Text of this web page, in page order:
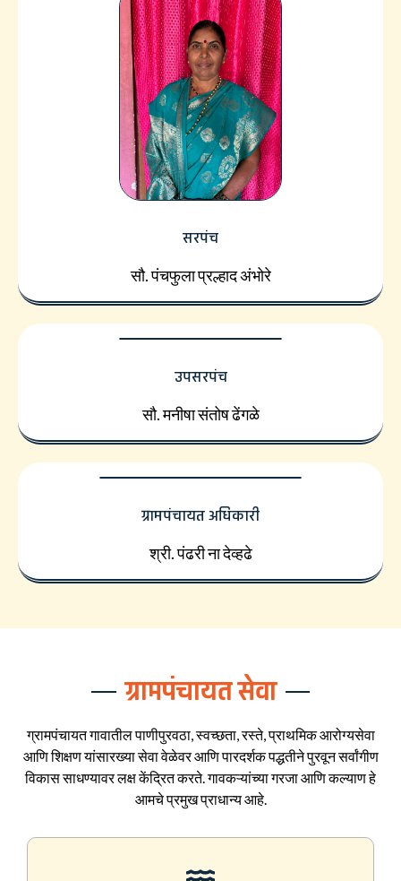
सरपंच
सौ. पंचफुला प्रल्हाद अंभोरे
उपसरपंच
सौ. मनीषा संतोष ढेंगळे
ग्रामपंचायत अधिकारी
श्री. पंढरी ना देव्हढे
ग्रामपंचायत सेवा
ग्रामपंचायत गावातील पाणीपुरवठा, स्वच्छता, रस्ते, प्राथमिक आरोग्यसेवा
आणि शिक्षण यांसारख्या सेवा वेळेवर आणि पारदर्शक पद्धतीने पुरवून सर्वांगीण
विकास साधण्यावर लक्ष केंद्रित करते. गावकऱ्यांच्या गरजा आणि कल्याण हे
आमचे प्रमुख प्राधान्य आहे.